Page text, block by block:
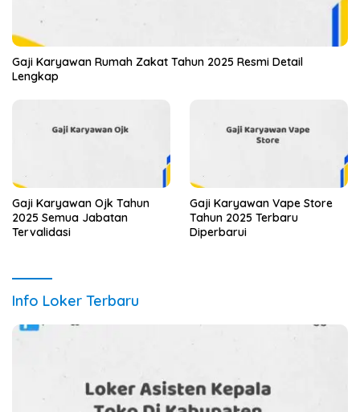
Gaji Karyawan Rumah Zakat Tahun 2025 Resmi Detail
Lengkap
Gaji Karyawan Ojk Tahun
2025 Semua Jabatan
Tervalidasi
Gaji Karyawan Vape Store
Tahun 2025 Terbaru
Diperbarui
Info Loker Terbaru